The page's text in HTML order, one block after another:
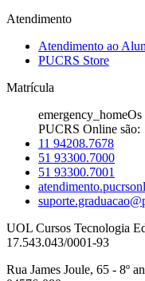
Atendimento
Atendimento ao
PUCRS Store
Matrícula
emergency_homeOs
PUCRS Online são:
11 94208.7678
51 93300.7000
51 93300.7001
UOL Cursos Tecnologia
17.543.043/0001-93
Rua James Joule, 65 - 8º